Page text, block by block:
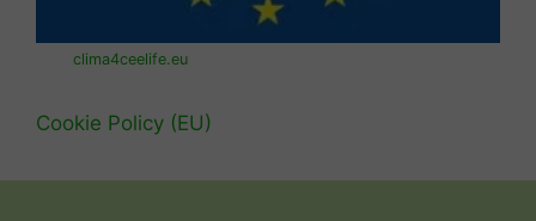
clima4ceelife.eu
Cookie Policy (EU)